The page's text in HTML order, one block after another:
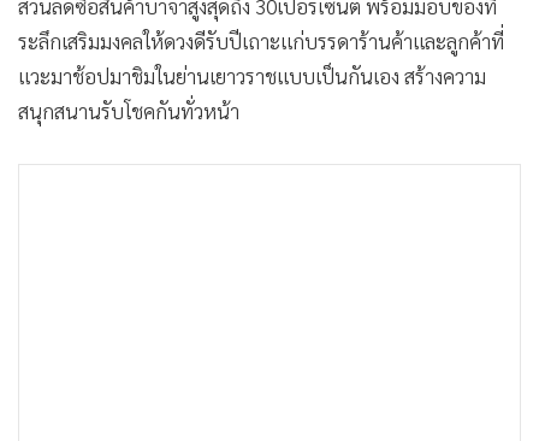
ส่วนลดซื้อสินค้าบาจาสูงสุดถึง 30เปอร์เซ็นต์ พร้อมมอบของที่
ระลึกเสริมมงคลให้ดวงดีรับปีเถาะแก่บรรดาร้านค้าและลูกค้าที่
แวะมาช้อปมาชิมในย่านเยาวราชแบบเป็นกันเอง สร้างความ
สนุกสนานรับโชคกันทั่วหน้า